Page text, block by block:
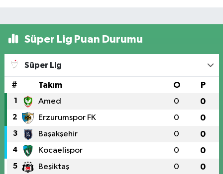
Süper Lig Puan Durumu
Süper Lig
# Takım O P
1 Amed 0 0
2 Erzurumspor FK 0 0
3 Başakşehir 0 0
4 Kocaelispor 0 0
5 Beşiktaş 0 0